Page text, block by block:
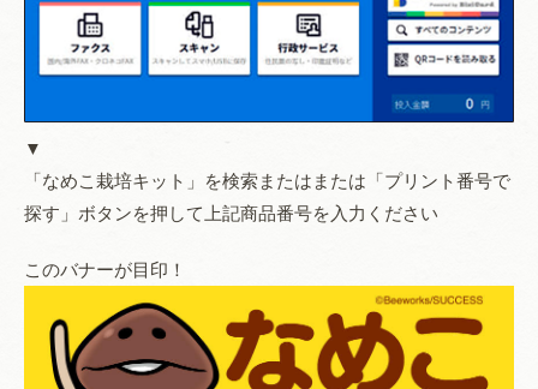
▼
「なめこ栽培キット」を検索またはまたは「プリント番号で
探す」ボタンを押して上記商品番号を入力ください
このバナーが目印！